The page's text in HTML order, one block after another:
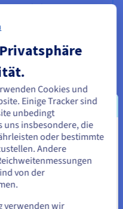
entwickelt innovative IT-
die den Finanz-
möchten, müssen Sie
umsehen und dort einen
Cookies und
Einige Tracker sind
unbedingt
uns insbesondere, die
oder bestimmte
Andere
von der
verwenden wir